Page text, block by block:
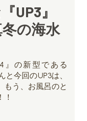
UP3』
の海水
』の新型である
と今回のUP3は、
もう、お風呂のと